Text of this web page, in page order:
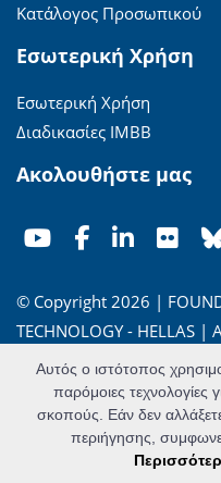
Κατάλογος Προσωπικού
Εσωτερική Χρήση
Εσωτερική Χρήση
Διαδικασίες ΙΜΒΒ
Ακολουθήστε μας
© Copyright 2026 |
TECHNOLOGY - HELLAS |
'Οροι Χρήσης|Πολιτική
Powered byApogee Information
Αυτός ο ιστότοπος
παρόμοιες τεχνολογίες
σκοπούς. Εάν δεν
περιήγησης,